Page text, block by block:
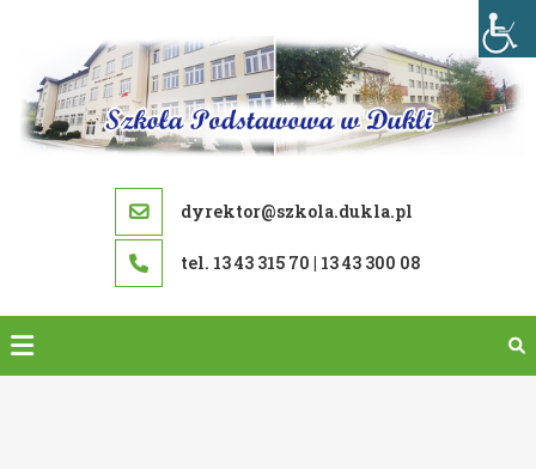
content
dyrektor@szkola.dukla.pl
tel. 13 43 315 70 | 13 43 300 08